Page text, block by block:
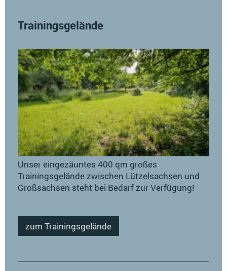
Trainingsgelände
Unser eingezäuntes 400 qm großes
Trainingsgelände zwischen Lützelsachsen und
Großsachsen steht bei Bedarf zur Verfügung!
zum Trainingsgelände